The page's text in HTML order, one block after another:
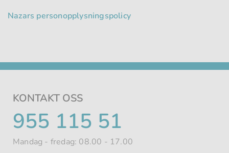
Nazars personopplysningspolicy
KONTAKT OSS
TELEFONNUMMER
955 115 51
Mandag - fredag: 08.00 - 17.00